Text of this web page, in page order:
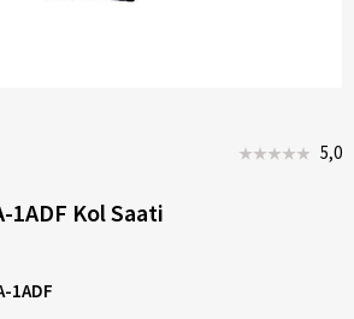
5,0
1ADF Kol Saati
1ADF